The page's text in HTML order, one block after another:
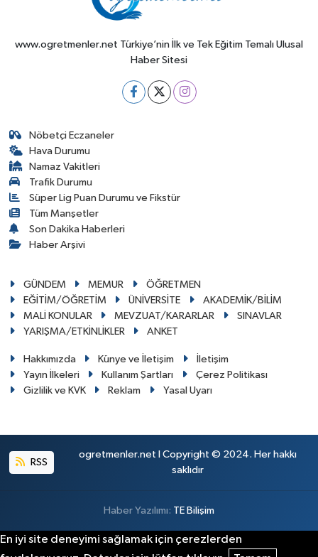
www.ogretmenler.net Türkiye’nin İlk ve Tek Eğitim Temalı Ulusal
Haber Sitesi
Nöbetçi Eczaneler
Hava Durumu
Namaz Vakitleri
Trafik Durumu
Süper Lig Puan Durumu ve Fikstür
Tüm Manşetler
Son Dakika Haberleri
Haber Arşivi
GÜNDEM MEMUR
ÖĞRETMEN
EĞİTİM/ÖĞRETİM
ÜNİVERSİTE
AKADEMİK/BİLİM
MALİ KONULAR
MEVZUAT/KARARLAR
SINAVLAR
YARIŞMA/ETKİNLİKLER
ANKET
Hakkımızda Künye ve İletişim
İletişim
Yayın İlkeleri
Kullanım Şartları
Çerez Politikası
Gizlilik ve KVK
Reklam Yasal Uyarı
RSS
ogretmenler.net I Copyright © 2024. Her hakkı
saklıdır
Haber Yazılımı: TE Bilişim
En iyi site deneyimi sağlamak için çerezlerden